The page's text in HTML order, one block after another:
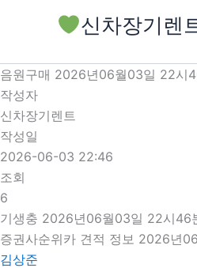
로
건
너
뛰
기
신차장기렌
음원구매 2026년06월03일 22시
작성자
신차장기렌트
작성일
2026-06-03 22:46
조회
6
기생충 2026년06월03일 22시46
증권사순위카 견적 정보 2026년
김상준